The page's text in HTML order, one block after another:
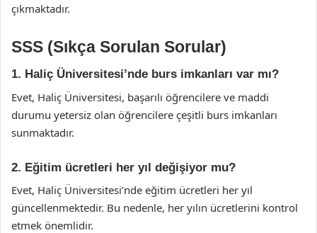
çıkmaktadır.
SSS (Sıkça Sorulan Sorular)
1. Haliç Üniversitesi’nde burs imkanları var mı?
Evet, Haliç Üniversitesi, başarılı öğrencilere ve maddi
durumu yetersiz olan öğrencilere çeşitli burs imkanları
sunmaktadır.
2. Eğitim ücretleri her yıl değişiyor mu?
Evet, Haliç Üniversitesi’nde eğitim ücretleri her yıl
güncellenmektedir. Bu nedenle, her yılın ücretlerini kontrol
etmek önemlidir.